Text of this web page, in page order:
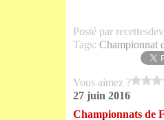
Posté par
Tags: Championnat
Vous aimez ?
27 juin 2016
Championnats de